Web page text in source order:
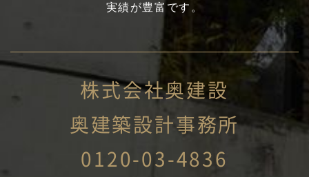
実績が豊富です。
株式会社奥建設
奥建築設計事務所
0120-03-4836